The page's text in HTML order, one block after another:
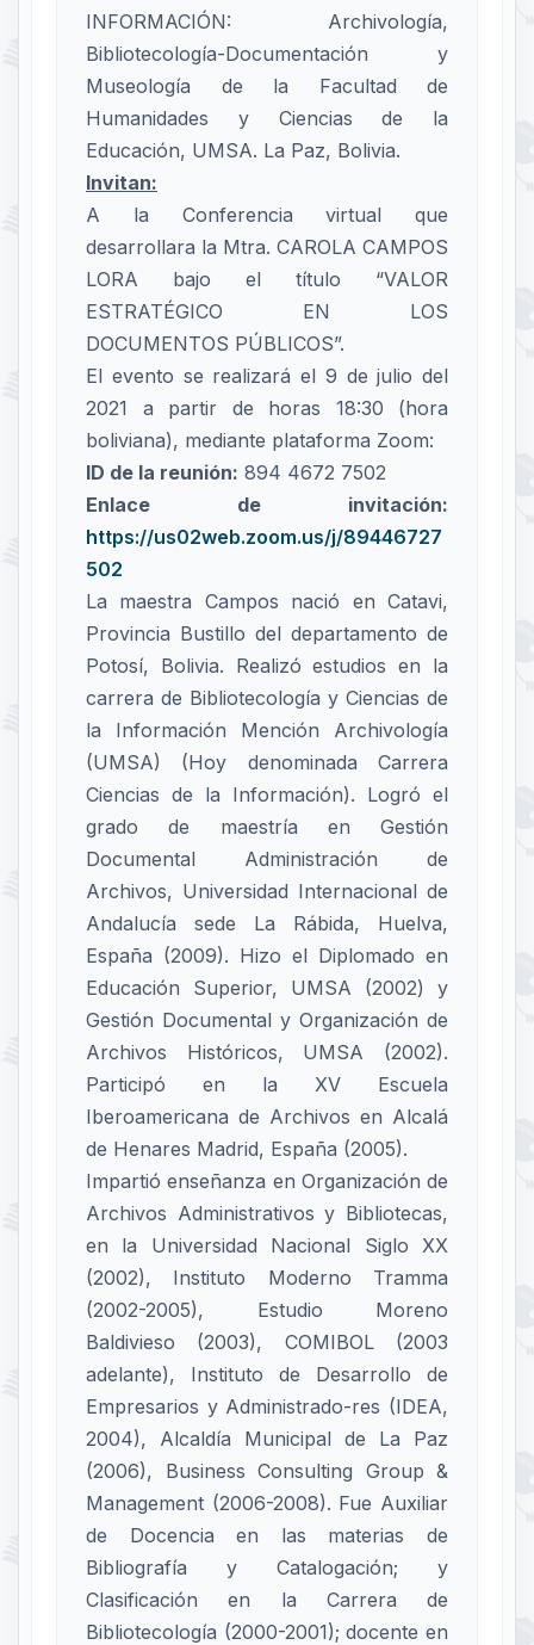
INFORMACIÓN: Archivología,
Bibliotecología-Documentación y
Museología de la Facultad de
Humanidades y Ciencias de la
Educación, UMSA. La Paz, Bolivia.
Invitan:
A la Conferencia virtual que
desarrollara la Mtra. CAROLA CAMPOS
LORA bajo el título “VALOR
ESTRATÉGICO EN LOS
DOCUMENTOS PÚBLICOS”.
El evento se realizará el 9 de julio del
2021 a partir de horas 18:30 (hora
boliviana), mediante plataforma Zoom:
ID de la reunión: 894 4672 7502
Enlace de invitación:
https://us02web.zoom.us/j/89446727
502
La maestra Campos nació en Catavi,
Provincia Bustillo del departamento de
Potosí, Bolivia. Realizó estudios en la
carrera de Bibliotecología y Ciencias de
la Información Mención Archivología
(UMSA) (Hoy denominada Carrera
Ciencias de la Información). Logró el
grado de maestría en Gestión
Documental Administración de
Archivos, Universidad Internacional de
Andalucía sede La Rábida, Huelva,
España (2009). Hizo el Diplomado en
Educación Superior, UMSA (2002) y
Gestión Documental y Organización de
Archivos Históricos, UMSA (2002).
Participó en la XV Escuela
Iberoamericana de Archivos en Alcalá
de Henares Madrid, España (2005).
Impartió enseñanza en Organización de
Archivos Administrativos y Bibliotecas,
en la Universidad Nacional Siglo XX
(2002), Instituto Moderno Tramma
(2002-2005), Estudio Moreno
Baldivieso (2003), COMIBOL (2003
adelante), Instituto de Desarrollo de
Empresarios y Administrado-res (IDEA,
2004), Alcaldía Municipal de La Paz
(2006), Business Consulting Group &
Management (2006-2008). Fue Auxiliar
de Docencia en las materias de
Bibliografía y Catalogación; y
Clasificación en la Carrera de
Bibliotecología (2000-2001); docente en